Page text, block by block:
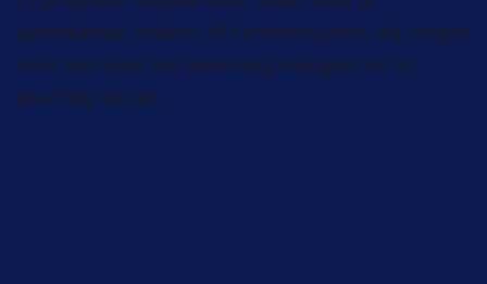
woonkamer, keuken of kantoorruimte, wij zorgen
voor een vloer die jarenlang meegaat én er
prachtig uitziet.